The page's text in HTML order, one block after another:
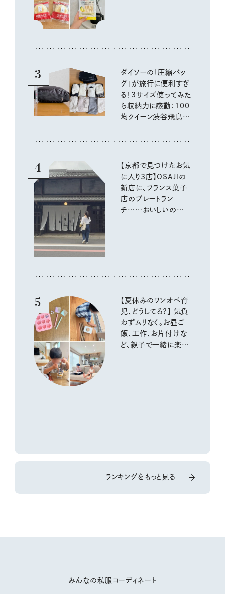
3
ダイソーの「圧縮バッ
グ」が旅行に便利すぎ
る！3サイズ使ってみた
ら収納力に感動：100
均クイーン渋谷飛鳥の
4
【京都で見つけたお気
に入り3店】OSAJIの
新店に、フランス菓子
店のプレートラン
チ……おいしいのんび
5
【夏休みのワンオペ育
児、どうしてる？】 気負
わずムリなく。お昼ご
飯、工作、お片付けな
ど、親子で一緒に楽し
ランキングをもっと見る
みんなの私服コーディネート